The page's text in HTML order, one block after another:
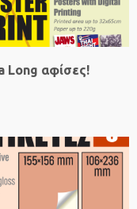
Long αφίσες!